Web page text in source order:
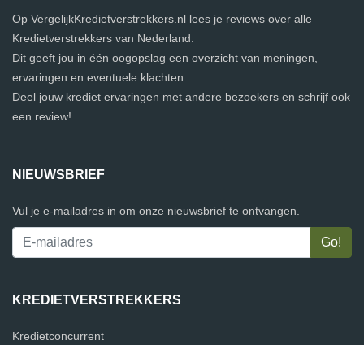
Op VergelijkKredietverstrekkers.nl lees je reviews over alle
Kredietverstrekkers van Nederland.
Dit geeft jou in één oogopslag een overzicht van meningen,
ervaringen en eventuele klachten.
Deel jouw krediet ervaringen met andere bezoekers en schrijf ook
een review!
NIEUWSBRIEF
Vul je e-mailadres in om onze nieuwsbrief te ontvangen.
KREDIETVERSTREKKERS
Kredietconcurrent